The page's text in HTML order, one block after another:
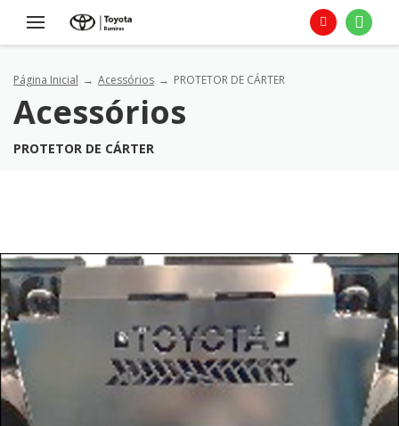
Página Inicial Acessórios PROTETOR DE CÁRTER
Acessórios
PROTETOR DE CÁRTER